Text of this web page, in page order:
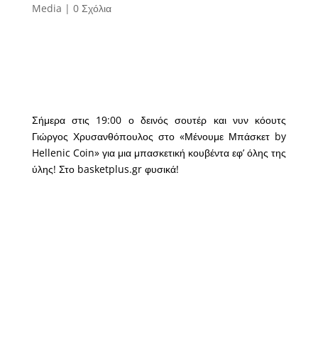
Media | 0 Σχόλια
Σήμερα στις 19:00 ο δεινός σουτέρ και νυν κόουτς
Γιώργος Χρυσανθόπουλος στο «Μένουμε Μπάσκετ by
Hellenic Coin» για μια μπασκετική κουβέντα εφ’ όλης της
ύλης! Στο basketplus.gr φυσικά!